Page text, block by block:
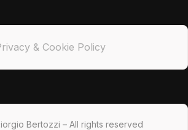
& Cookie Policy
Bertozzi – All rights reserved